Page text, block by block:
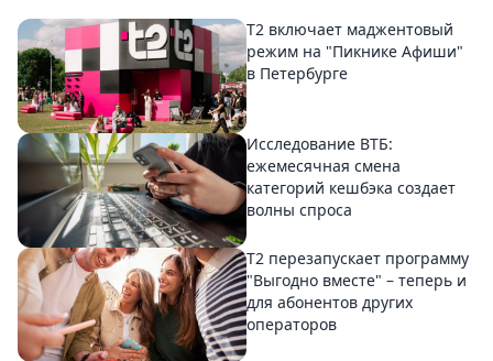
Т2 включает маджентовый
режим на "Пикнике Афиши"
в Петербурге
Исследование ВТБ:
ежемесячная смена
категорий кешбэка создает
волны спроса
Т2 перезапускает программу
"Выгодно вместе" – теперь и
для абонентов других
операторов